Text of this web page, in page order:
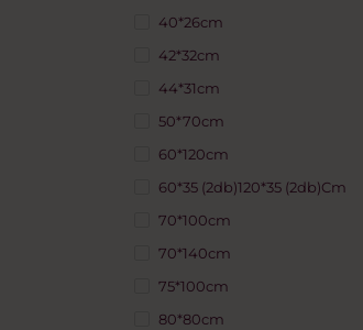
40*26cm
42*32cm
44*31cm
50*70cm
60*120cm
60*35 (2db)120*35 (2db)cm
70*100cm
70*140cm
75*100cm
80*80cm